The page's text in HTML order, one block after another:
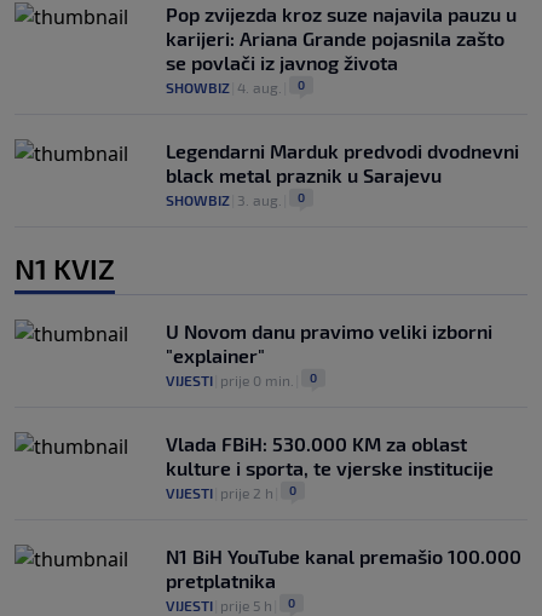
Pop zvijezda kroz suze najavila pauzu u
karijeri: Ariana Grande pojasnila zašto
se povlači iz javnog života
SHOWBIZ 4. aug. 0
Legendarni Marduk predvodi dvodnevni
black metal praznik u Sarajevu
SHOWBIZ 3. aug. 0
N1 KVIZ
U Novom danu pravimo veliki izborni
"explainer"
VIJESTI prije 0 min. 0
Vlada FBiH: 530.000 KM za oblast
kulture i sporta, te vjerske institucije
VIJESTI prije 2 h 0
N1 BiH YouTube kanal premašio 100.000
pretplatnika
VIJESTI prije 5 h 0